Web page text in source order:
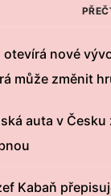
otevírá nové
může změnit
auta v
Kabaň